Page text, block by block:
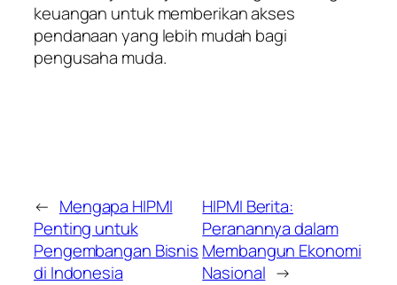
keuangan untuk memberikan akses
pendanaan yang lebih mudah bagi
pengusaha muda.
← Mengapa HIPMI
Penting untuk
Pengembangan Bisnis
di Indonesia
HIPMI Berita:
Peranannya dalam
Membangun Ekonomi
Nasional →